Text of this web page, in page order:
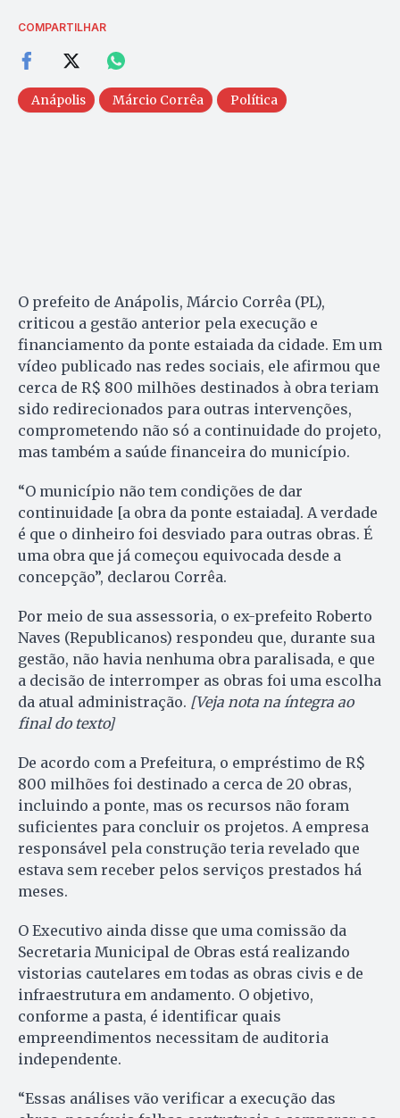
COMPARTILHAR
Anápolis Márcio Corrêa Política
O prefeito de Anápolis, Márcio Corrêa (PL),
criticou a gestão anterior pela execução e
financiamento da ponte estaiada da cidade. Em um
vídeo publicado nas redes sociais, ele afirmou que
cerca de R$ 800 milhões destinados à obra teriam
sido redirecionados para outras intervenções,
comprometendo não só a continuidade do projeto,
mas também a saúde financeira do município.
“O município não tem condições de dar
continuidade [a obra da ponte estaiada]. A verdade
é que o dinheiro foi desviado para outras obras. É
uma obra que já começou equivocada desde a
concepção”, declarou Corrêa.
Por meio de sua assessoria, o ex-prefeito Roberto
Naves (Republicanos) respondeu que, durante sua
gestão, não havia nenhuma obra paralisada, e que
a decisão de interromper as obras foi uma escolha
da atual administração. [Veja nota na íntegra ao
final do texto]
De acordo com a Prefeitura, o empréstimo de R$
800 milhões foi destinado a cerca de 20 obras,
incluindo a ponte, mas os recursos não foram
suficientes para concluir os projetos. A empresa
responsável pela construção teria revelado que
estava sem receber pelos serviços prestados há
meses.
O Executivo ainda disse que uma comissão da
Secretaria Municipal de Obras está realizando
vistorias cautelares em todas as obras civis e de
infraestrutura em andamento. O objetivo,
conforme a pasta, é identificar quais
empreendimentos necessitam de auditoria
independente.
“Essas análises vão verificar a execução das